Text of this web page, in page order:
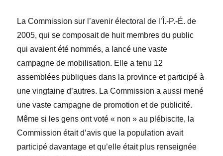
La Commission sur l’avenir électoral de l’Î.-P.-É. de
2005, qui se composait de huit membres du public
qui avaient été nommés, a lancé une vaste
campagne de mobilisation. Elle a tenu 12
assemblées publiques dans la province et participé à
une vingtaine d’autres. La Commission a aussi mené
une vaste campagne de promotion et de publicité.
Même si les gens ont voté « non » au plébiscite, la
Commissionétait d’avis que la population avait
participé davantage et qu’elle était plus renseignée